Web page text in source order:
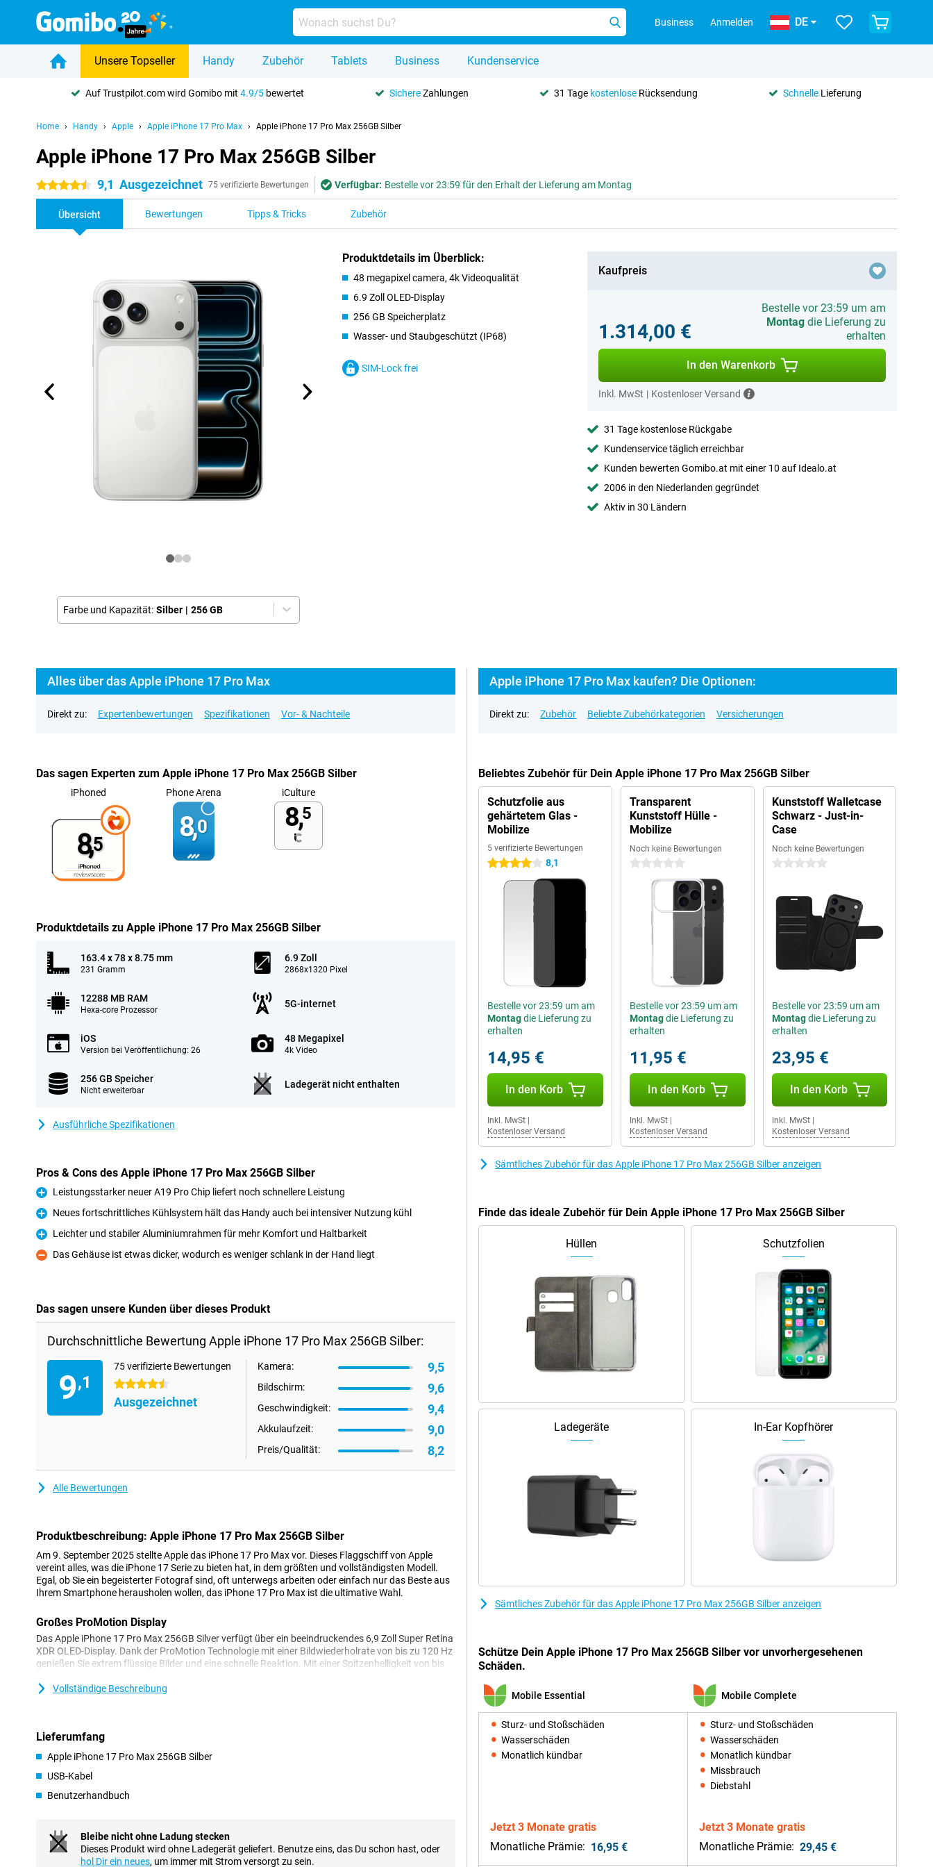
Business Anmelden DE
Unsere Topseller Handy Zubehör Tablets Business Kundenservice
Auf Trustpilot.com wird Gomibo mit4.9/5 bewertet SichereZahlungen 31 Tage kostenloseRücksendung SchnelleLieferung
Home Handy Apple Apple iPhone 17 Pro Max Apple iPhone 17 Pro Max 256GB Silber
Apple iPhone 17 Pro Max 256GB Silber
4.5 Sterne 9,1 Ausgezeichnet 75 verifizierte Bewertungen Verfügbar: Bestelle vor 23:59 für den Erhalt der Lieferung am Montag
Übersicht Bewertungen Tipps & Tricks Zubehör
Farbe und Kapazität: Silber | 256 GB
Produktdetails im Überblick:
48 megapixel camera, 4k Videoqualität
6.9 Zoll OLED-Display
256 GB Speicherplatz
Wasser- und Staubgeschützt (IP68)
SIM-Lock frei
Kaufpreis
1.314,00 €
Bestelle vor 23:59 um am
Montagdie Lieferung zu
erhalten
In den Warenkorb
Inkl. MwSt | Kostenloser Versand
31 Tage kostenlose Rückgabe
Kundenservice täglich erreichbar
Kunden bewerten Gomibo.at mit einer 10 auf Idealo.at
2006 in den Niederlanden gegründet
Aktiv in 30 Ländern
Alles über das Apple iPhone 17 Pro Max
Direkt zu: Expertenbewertungen Spezifikationen Vor- & Nachteile
Das sagen Experten zum Apple iPhone 17 Pro Max 256GB Silber
iPhoned
8,5
Phone Arena
8,0
iCulture
8,5
Produktdetails zu Apple iPhone 17 Pro Max 256GB Silber
163.4 x 78 x 8.75 mm
231 Gramm
6.9 Zoll
2868x1320 Pixel
12288 MB RAM
Hexa-core Prozessor
5G-internet
iOS
Version bei Veröffentlichung: 26
48 Megapixel
4k Video
256 GB Speicher
Nicht erweiterbar
Ladegerät nicht enthalten
Ausführliche Spezifikationen
Pros & Cons des Apple iPhone 17 Pro Max 256GB Silber
Pro
Leistungsstarker neuer A19 Pro Chip liefert noch schnellere Leistung
Pro
Neues fortschrittliches Kühlsystem hält das Handy auch bei intensiver Nutzung kühl
Pro
Leichter und stabiler Aluminiumrahmen für mehr Komfort und Haltbarkeit
Kontra
Das Gehäuse ist etwas dicker, wodurch es weniger schlank in der Hand liegt
Das sagen unsere Kunden über dieses Produkt
Durchschnittliche Bewertung Apple iPhone 17 Pro Max 256GB Silber:
9,1
75 verifizierte Bewertungen
4.5 Sterne
Ausgezeichnet
Kamera: 9,5
Bildschirm: 9,6
Geschwindigkeit: 9,4
Akkulaufzeit: 9,0
Preis/Qualität: 8,2
Alle Bewertungen
Produktbeschreibung: Apple iPhone 17 Pro Max 256GB Silber
Am 9. September 2025 stellte Apple das iPhone 17 Pro Max vor. Dieses Flaggschiff von Apple
vereint alles, was die iPhone 17 Serie zu bieten hat, in dem größten und vollständigsten Modell.
Egal, ob Sie ein begeisterter Fotograf sind, oft unterwegs arbeiten oder einfach nur das Beste aus
Ihrem Smartphone herausholen wollen, das iPhone 17 Pro Max ist die ultimative Wahl.
Großes ProMotion Display
Das Apple iPhone 17 Pro Max 256GB Silver verfügt über ein beeindruckendes 6,9 Zoll Super Retina
XDR OLED-Display. Dank der ProMotion Technologie mit einer Bildwiederholrate von bis zu 120 Hz
genießen Sie extrem flüssige Bilder und eine schnelle Reaktion. Mit einer Spitzenhelligkeit von bis
Perfekt für Filme, Spiele, Multitasking und den professionellen Einsatz. Wenn Sie die gleiche
Fortschrittliches Kamerasystem
Das iPhone 17 Pro Max bietet ein leistungsstarkes Kamerasystem. Die Hauptkamera hat einen 48-
MP-Sensor für außergewöhnlich scharfe Fotos. Außerdem verfügt sie über eine 48-MP-
Dank des Nachtmodus und der intelligenten Bildverarbeitung gelingen Ihnen auch bei schlechten
Superschneller A19 Pro Chip
Vollständige Beschreibung
Lieferumfang
Apple iPhone 17 Pro Max 256GB Silber
USB-Kabel
Benutzerhandbuch
Bleibe nicht ohne Ladung stecken
Dieses Produkt wird ohne Ladegerät geliefert. Benutze eins, das Du schon hast, oder
hol Dir ein neues, um immer mit Strom versorgt zu sein.
Apple iPhone 17 Pro Max kaufen? Die Optionen:
Direkt zu: Zubehör Beliebte Zubehörkategorien Versicherungen
Beliebtes Zubehör für Dein Apple iPhone 17 Pro Max 256GB Silber
Schutzfolie aus
gehärtetem Glas -
Mobilize
5 verifizierte Bewertungen
4 Sterne 8,1
Bestelle vor 23:59 um am
Montagdie Lieferung zu
erhalten
14,95 €
In den Korb
Inkl. MwSt
Kostenloser Versand
Transparent
Kunststoff Hülle -
Mobilize
Noch keine Bewertungen
0 Sterne
Bestelle vor 23:59 um am
Montagdie Lieferung zu
erhalten
11,95 €
In den Korb
Inkl. MwSt|
Kostenloser Versand
Kunststoff Walletcase
Schwarz - Just-in-
Case
Noch keine Bewertungen
0 Sterne
Bestelle vor 23:59 um am
Montagdie Lieferung zu
erhalten
23,95 €
In den Korb
Inkl. MwSt|
Kostenloser Versand
Sämtliches Zubehör für das Apple iPhone 17 Pro Max 256GB Silber anzeigen
Finde das ideale Zubehör für Dein Apple iPhone 17 Pro Max 256GB Silber
Hüllen Schutzfolien
Ladegeräte In-Ear Kopfhörer
Sämtliches Zubehör für das Apple iPhone 17 Pro Max 256GB Silber anzeigen
Schütze Dein Apple iPhone 17 Pro Max 256GB Silber vor unvorhergesehenen
Schäden.
Mobile Essential
Sturz- und Stoßschäden
Wasserschäden
Monatlich kündbar
Jetzt 3 Monate gratis
Monatliche Prämie: 16,95 €
Mobile Complete
Sturz- und Stoßschäden
Wasserschäden
Monatlich kündbar
Missbrauch
Diebstahl
Jetzt 3 Monate gratis
Monatliche Prämie: 29,45 €